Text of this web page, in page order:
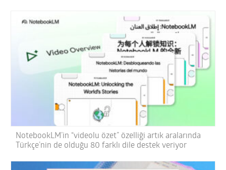
NotebookLM’in “videolu özet” özelliği artık aralarında
Türkçe’nin de olduğu 80 farklı dile destek veriyor